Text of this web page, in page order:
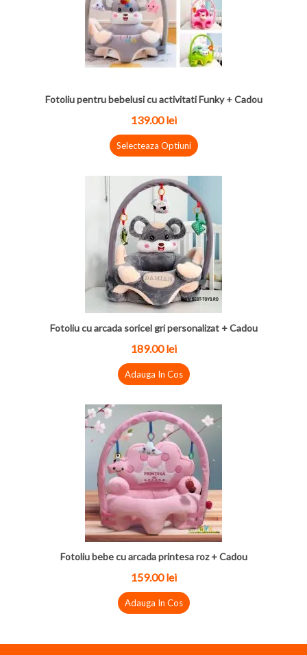
Fotoliu pentru bebelusi cu activitati Funky + Cadou
139.00 lei
Selecteaza Optiuni
Fotoliu cu arcada soricel gri personalizat + Cadou
189.00 lei
Adauga In Cos
Fotoliu bebe cu arcada printesa roz + Cadou
159.00 lei
Adauga In Cos